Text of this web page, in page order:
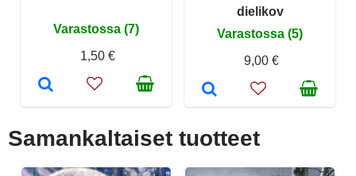
Varastossa (7)
1,50 €
dielikov
Varastossa (5)
9,00 €
Samankaltaiset tuotteet